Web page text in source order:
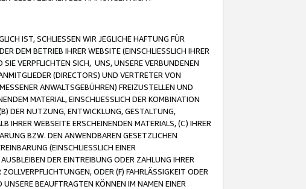
IST, SCHLIESSEN WIR JEGLICHE HAFTUNG FÜR
DEM BETRIEB IHRER WEBSITE (EINSCHLIESSLICH IHRER
VERPFLICHTEN SICH, UNS, UNSERE VERBUNDENEN
(DIRECTORS) UND VERTRETER VON
ANWALTSGEBÜHREN) FREIZUSTELLEN UND
MATERIAL, EINSCHLIESSLICH DER KOMBINATION
DER NUTZUNG, ENTWICKLUNG, GESTALTUNG,
IHRER WEBSEITE ERSCHEINENDEN MATERIALS, (C) IHRER
BZW. DEN ANWENDBAREN GESETZLICHEN
(EINSCHLIESSLICH EINER
DER EINTREIBUNG ODER ZAHLUNG IHRER
ODER (F) FAHRLÄSSIGKEIT ODER
BEAUFTRAGTEN KÖNNEN IM NAMEN EINER